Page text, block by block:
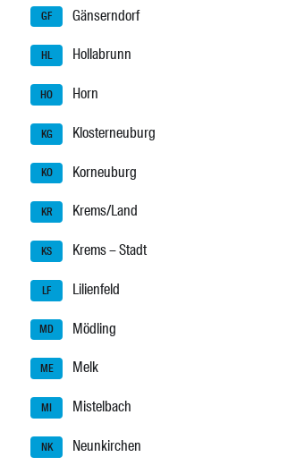
GF Gänserndorf
HL Hollabrunn
HO Horn
KG Klosterneuburg
KO Korneuburg
KR Krems/Land
KS Krems – Stadt
LF Lilienfeld
MD Mödling
ME Melk
MI Mistelbach
NK Neunkirchen